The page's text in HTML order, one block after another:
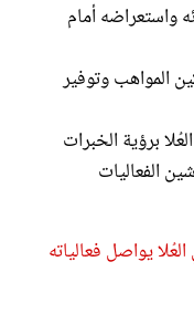
واستعراضه أمام
المواهب وتوفير
برؤية الخبرات
الفعاليات
يواصل فعالياته